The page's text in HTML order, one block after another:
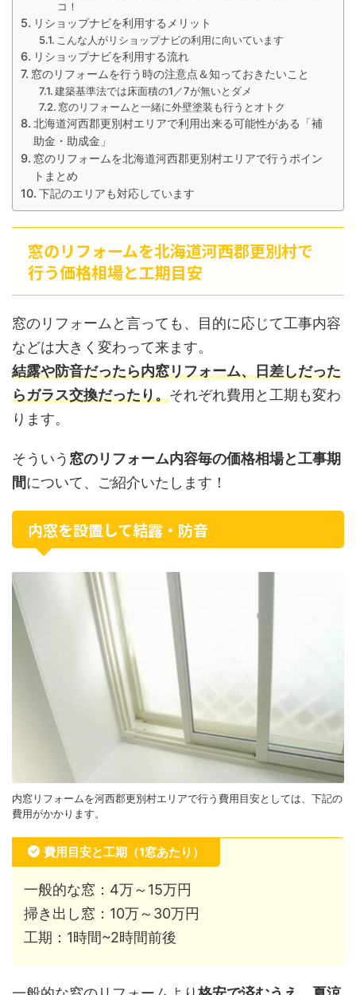
コ！
リショップナビを利用するメリット
こんな人がリショップナビの利用に向いています
リショップナビを利用する流れ
窓のリフォームを行う時の注意点＆知っておきたいこと
建築基準法では床面積の1／7が無いとダメ
窓のリフォームと一緒に外壁塗装も行うとオトク
北海道河西郡更別村エリアで利用出来る可能性がある「補
助金・助成金」
窓のリフォームを北海道河西郡更別村エリアで行うポイン
トまとめ
下記のエリアも対応しています
窓のリフォームを北海道河西郡更別村で
行う価格相場と工期目安
窓のリフォームと言っても、目的に応じて工事内容
などは大きく変わって来ます。
結露や防音だったら内窓リフォーム、日差しだった
らガラス交換だったり。それぞれ費用と工期も変わ
ります。
そういう 窓のリフォーム内容毎の価格相場と工事期
間について、ご紹介いたします！
内窓を設置して結露・防音
内窓リフォームを河西郡更別村エリアで行う費用目安としては、下記の
費用がかかります。
費用目安と工期（1窓あたり）
一般的な窓：4万～15万円
掃き出し窓：10万～30万円
工期：1時間~2時間前後